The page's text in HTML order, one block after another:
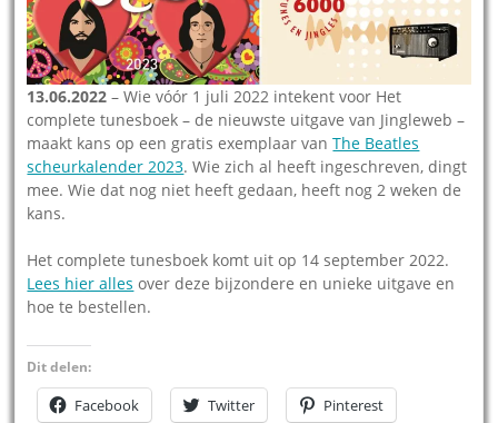
13.06.2022 – Wie vóór 1 juli 2022 intekent voor Het
complete tunesboek – de nieuwste uitgave van Jingleweb –
maakt kans op een gratis exemplaar vanThe Beatles
scheurkalender 2023. Wie zich al heeft ingeschreven, dingt
mee. Wie dat nog niet heeft gedaan, heeft nog 2 weken de
kans.
Het complete tunesboek komt uit op 14 september 2022.
Lees hier alles over deze bijzondere en unieke uitgave en
hoe te bestellen.
Dit delen:
Facebook Twitter Pinterest